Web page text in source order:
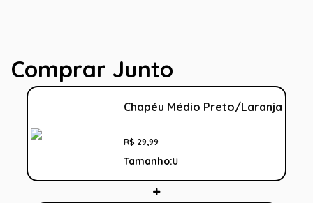
Comprar Junto
Chapéu Médio Preto/Laranja
R$ 29,99
Tamanho:U